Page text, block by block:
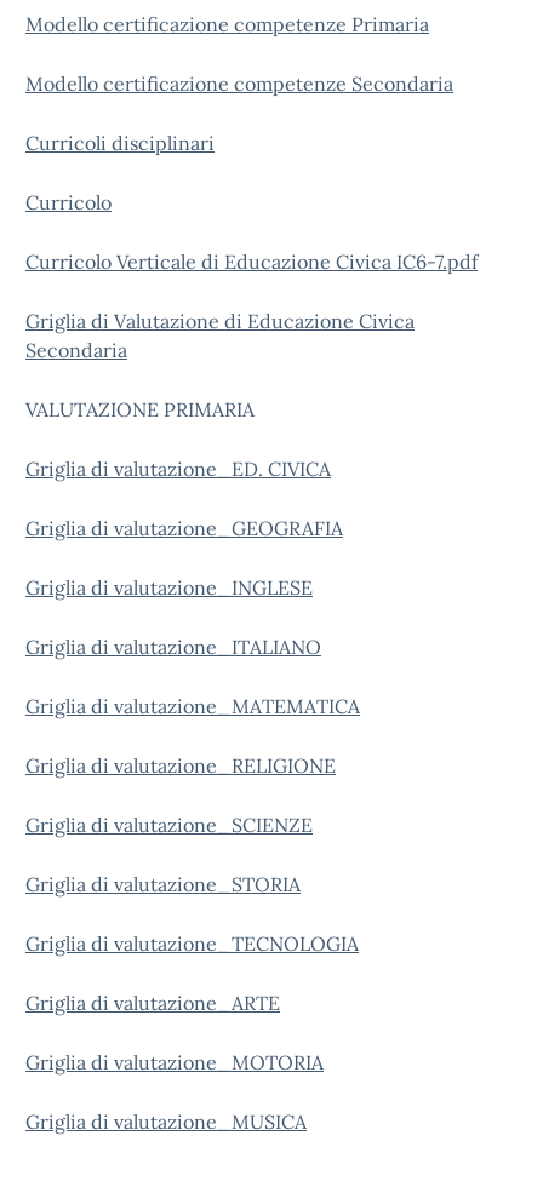
Modello certificazione competenze Primaria
Modello certificazione competenze Secondaria
Curricoli disciplinari
Curricolo
Curricolo Verticale di Educazione Civica IC6-7.pdf
Griglia di Valutazione di Educazione Civica
Secondaria
VALUTAZIONE PRIMARIA
Griglia di valutazione_ED. CIVICA
Griglia di valutazione_GEOGRAFIA
Griglia di valutazione_INGLESE
Griglia di valutazione_ITALIANO
Griglia di valutazione_MATEMATICA
Griglia di valutazione_RELIGIONE
Griglia di valutazione_SCIENZE
Griglia di valutazione_STORIA
Griglia di valutazione_TECNOLOGIA
Griglia di valutazione_ARTE
Griglia di valutazione_MOTORIA
Griglia di valutazione_MUSICA